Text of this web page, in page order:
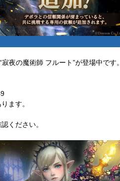
夜の魔術師 フルート”が登場中です。
ます。
ください。